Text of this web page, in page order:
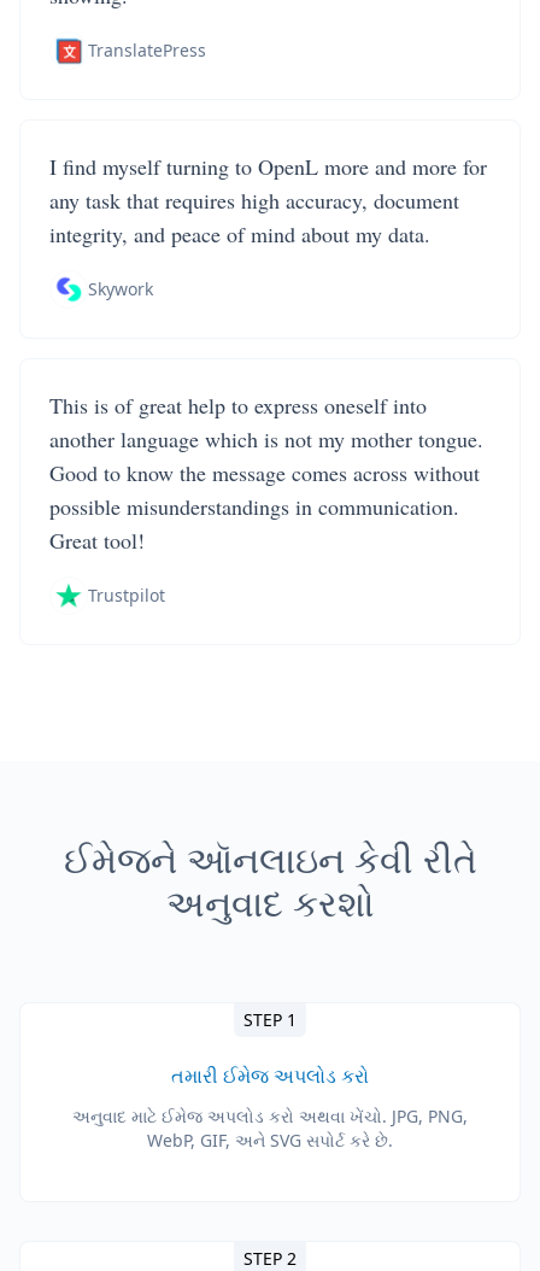
TranslatePress
I find myself turning to OpenL more and more for
any task that requires high accuracy, document
integrity, and peace of mind about my data.
Skywork
This is of great help to express oneself into
another language which is not my mother tongue.
Good to know the message comes across without
possible misunderstandings in communication.
Great tool!
Trustpilot
ઈમેજને ઑનલાઇન કેવી રીતે
અનુવાદ કરશો
STEP 1
તમારી ઈમેજ અપલોડ કરો
અનુવાદ માટે ઈમેજ અપલોડ કરો અથવા ખેંચો. JPG, PNG,
WebP, GIF, અને SVG સપોર્ટ કરે છે.
STEP 2